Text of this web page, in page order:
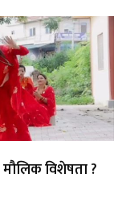
विशेषता ?